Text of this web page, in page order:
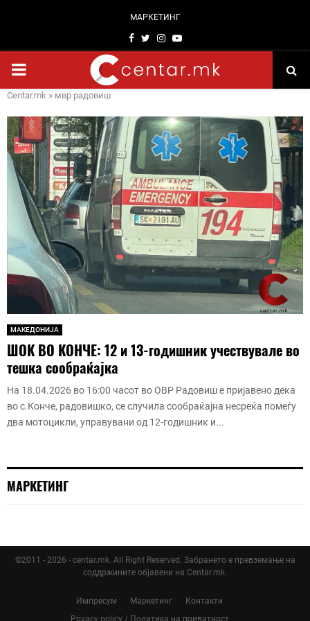
МАРКЕТИНГ
Facebook
TwitterInstagram
Youtube
PRIMARY
Centar.mk » мвр радовиш
МАКЕДОНИЈА
ШОК ВО КОНЧЕ: 12 и 13-годишник учествувале во
тешка сообраќајка
На 18.04.2026 во 16:00 часот во ОВР Радовиш е пријавено дека
во с.Конче, радовишко, се случила сообраќајна несреќа помеѓу
два мотоцикли, управувани од 12-годишник и...
МАРКЕТИНГ
©2011 - 2026 - centar.mk. All Right Reserved. Забрането е превземање на
соддржините објавени на Centar.mk.
Импресум Маркетинг
Контакти